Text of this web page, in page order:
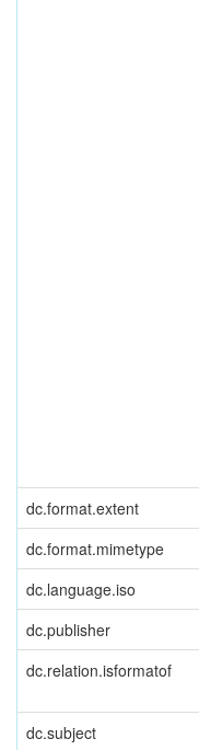
dc.format.extent
dc.format.mimetype
dc.language.iso
dc.publisher
dc.relation.isformatof
dc.subject